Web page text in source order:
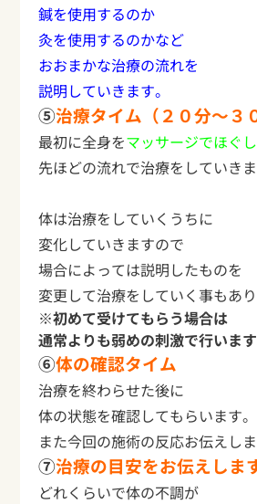
鍼を使用するのか
灸を使用するのかなど
おおまかな治療の流れを
説明していきます。
⑤治療タイム（２０分～３
最初に全身をマッサージでほぐ
先ほどの流れで治療をしていきま
体は治療をしていくうちに
変化していきますので
場合によっては説明したものを
変更して治療をしていく事もあり
※初めて受けてもらう場合は
通常よりも弱めの刺激で行います
⑥体の確認タイム
治療を終わらせた後に
体の状態を確認してもらいます。
また今回の施術の反応お伝えしま
⑦治療の目安をお伝えしま
どれくらいで体の不調が